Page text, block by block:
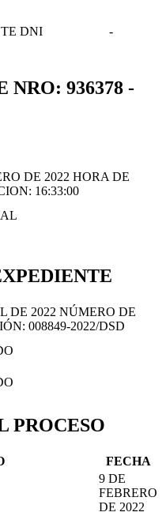
DNI -
NRO: 936378 -
DE 2022 HORA DE
16:33:00
DE 2022 NÚMERO DE
008849-2022/DSD
PROCESO
FECHA
9 DE
FEBRERO
DE 2022